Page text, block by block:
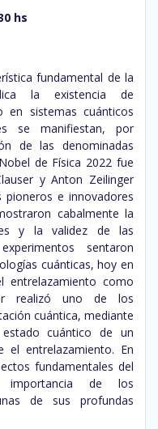
hs
fundamental de la
la existencia de
en sistemas cuánticos
se manifiestan, por
de las denominadas
de Física 2022 fue
y Anton Zeilinger
e innovadores
cabalmente la
y la validez de las
sentaron
cuánticas, hoy en
entrelazamiento como
realizó uno de los
cuántica, mediante
cuántico de un
entrelazamiento. En
fundamentales del
importancia de los
de sus profundas